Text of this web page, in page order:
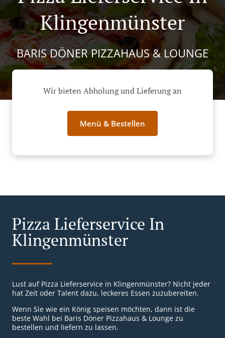
Klingenmünster
BARIS DÖNER PIZZAHAUS & LOUNGE
Wir bieten Abholung und Lieferung an
Menü & Bestellen
Pizza Lieferservice In
Klingenmünster
Lust auf Pizza Lieferservice in Klingenmünster? Nicht jeder
hat Zeit oder Talent dazu, leckeres Essen zuzubereiten.
Wenn Sie wie ein König speisen möchten, dann ist die
beste Wahl bei Baris Döner Pizzahaus & Lounge zu
bestellen und liefern zu lassen.